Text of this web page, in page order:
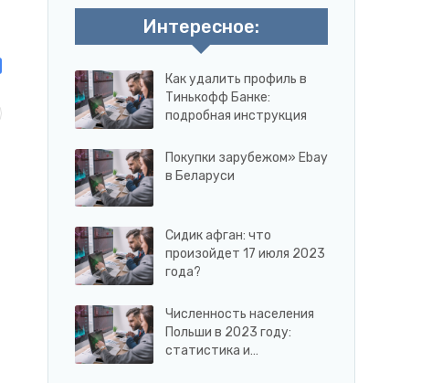
Интересное:
Как удалить профиль в
Тинькофф Банке:
подробная инструкция
Покупки зарубежом» Ebay
в Беларуси
Сидик афган: что
произойдет 17 июля 2023
года?
Численность населения
Польши в 2023 году:
статистика и…